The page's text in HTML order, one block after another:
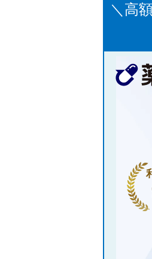
＼高